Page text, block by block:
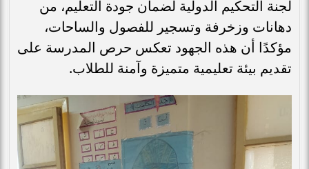
لجنة التحكيم الدولية لضمان جودة التعليم، من
دهانات وزخرفة وتسجير للفصول والساحات،
مؤكدًا أن هذه الجهود تعكس حرص المدرسة على
تقديم بيئة تعليمية متميزة وآمنة للطلاب.